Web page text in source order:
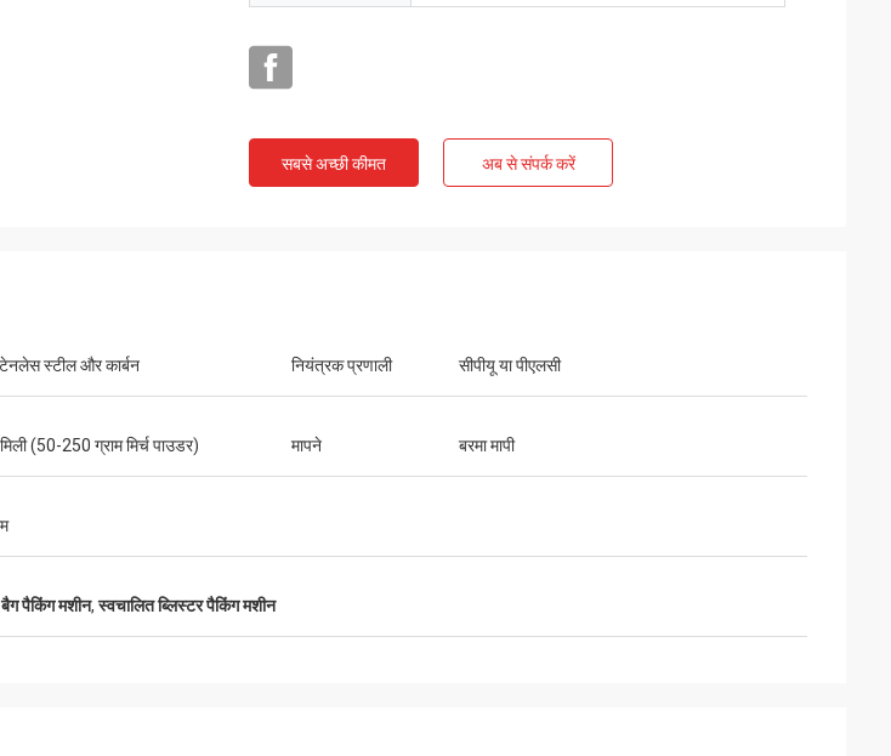
इसे देखें,
विक्रेताओं
एक,
विवेक
सेवा। मशीन अच्छी गुणवत्ता की है।
सबसे अच्छी कीमत अब से संपर्क करें
स्टील और कार्बन नियंत्रक प्रणाली सीपीयू या पीएलसी
(50-250 ग्राम मिर्च पाउडर) मापने बरमा मापी
पैकिंग मशीन,स्वचालित ब्लिस्टर पैकिंग मशीन